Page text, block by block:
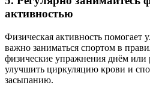
активностью
Физическая активность помогает
важно заниматься спортом в
физические упражнения днём
улучшить циркуляцию крови и
засыпанию.